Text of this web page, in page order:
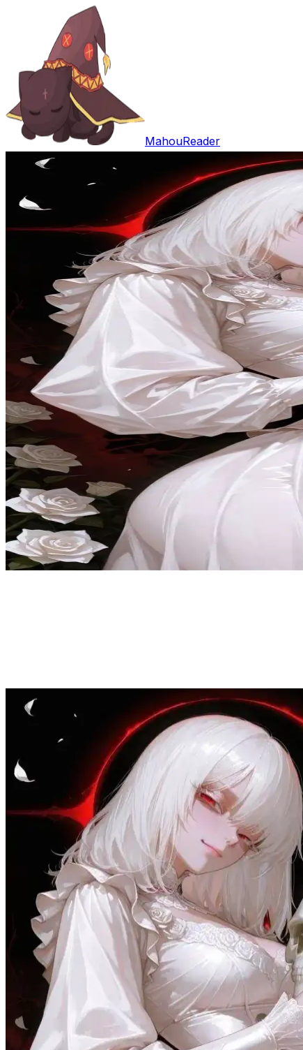
MahouReader
Entrar Open main menu
Trabalhos
Comentários
Download
Random